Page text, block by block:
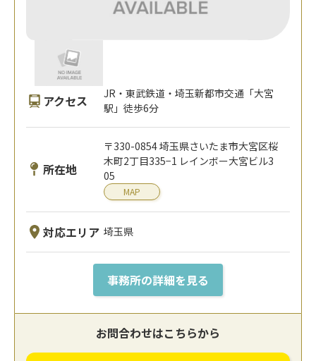
アクセス
JR・東武鉄道・埼玉新都市交通「大宮
駅」徒歩6分
所在地
〒330-0854 埼玉県さいたま市大宮区桜
木町2丁目335−1 レインボー大宮ビル3
05
MAP
対応エリア 埼玉県
事務所の詳細を見る
お問合わせはこちらから